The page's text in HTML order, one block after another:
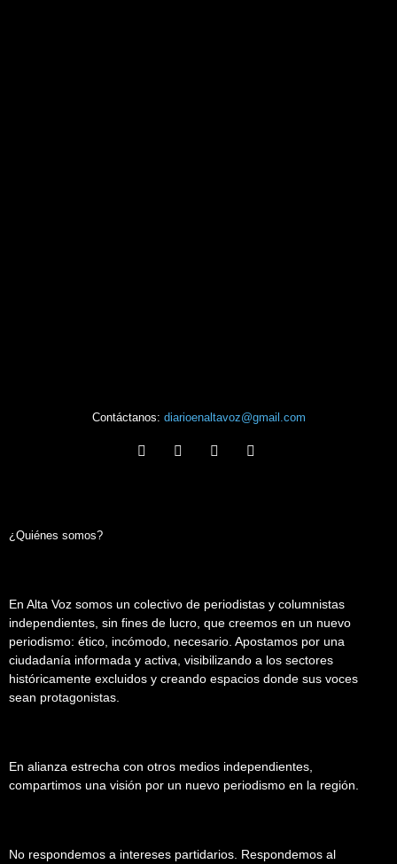
Contáctanos: diarioenaltavoz@gmail.com
¿Quiénes somos?
En Alta Voz somos un colectivo de periodistas y columnistas
independientes, sin fines de lucro, que creemos en un nuevo
periodismo: ético, incómodo, necesario. Apostamos por una
ciudadanía informada y activa, visibilizando a los sectores
históricamente excluidos y creando espacios donde sus voces
sean protagonistas.
En alianza estrecha con otros medios independientes,
compartimos una visión por un nuevo periodismo en la región.
No respondemos a intereses partidarios. Respondemos al